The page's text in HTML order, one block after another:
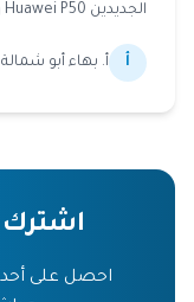
الجديدين Huawei P50 و P50 Pro رسميًا بدون شعار Leica...
أ أ. بهاء أبو شمالة
اشترك
احصل على